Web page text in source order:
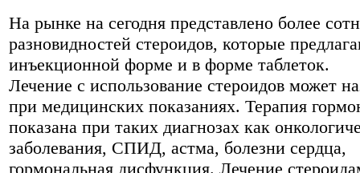
На рынке на сегодня представлено более
разновидностей стероидов, которые
инъекционной форме и в форме таблеток.
Лечение с использование стероидов может
при медицинских показаниях. Терапия
показана при таких диагнозах как
заболевания, СПИД, астма, болезни сердца,
гормональная дисфункция. Лечение